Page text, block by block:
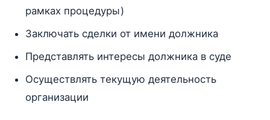
рамках процедуры)
Заключать сделки от имени должника
Представлять интересы должника в суде
Осуществлять текущую деятельность
организации